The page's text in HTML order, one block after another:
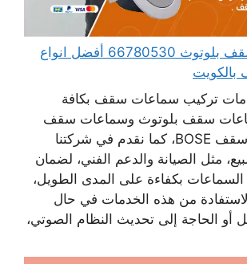
فني سماعات سقف بلوتوث 66780530 أفضل انواع
تركيب سماعات سقف بكافة
سقف بلوتوث وسماعات سقف
JPL وسماعات سقف BOSE، كما نقدم في شركتنا
مثل الصيانة والدعم الفني، لضمان
السماعات بكفاءة على المدى الطويل،
من هذه الخدمات في حال
الحاجة إلى تحديث النظام الصوتي،